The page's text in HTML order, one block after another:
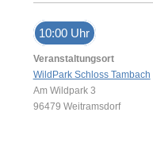
10:00 Uhr
Veranstaltungsort
WildPark Schloss Tambach
Am Wildpark 3
96479 Weitramsdorf